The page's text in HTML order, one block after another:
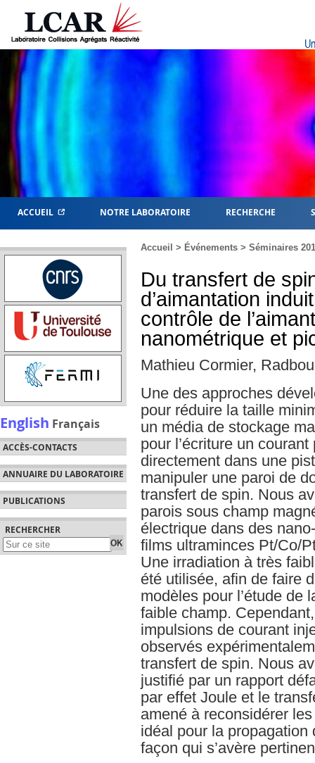
ACCUEIL NOTRE LABORATOIRE RECHERCHE
English Français
ACCÈS-CONTACTS
ANNUAIRE DU LABORATOIRE
PUBLICATIONS
RECHERCHER
Accueil > Événements > Séminaires
Du transfert de
d’aimantation
contrôle de
nanométrique et
Mathieu Cormier,
Une des approches
pour réduire la taille
un média de stockage
pour l’écriture un
directement dans une
manipuler une paroi de
transfert de spin. Nous
parois sous champ
électrique dans des
films ultraminces Pt/Co/
Une irradiation à très
été utilisée, afin de faire
modèles pour l’étude de
faible champ.
impulsions de courant
observés
transfert de spin. Nous
justifié par un rapport
par effet Joule et le
amené à reconsidérer
idéal pour la propagation
façon qui s’avère